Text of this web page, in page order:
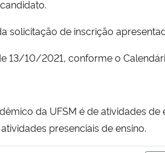
solicitação de inscrição
13/10/2021, conforme o
da UFSM é de atividades
presenciais de ensino.